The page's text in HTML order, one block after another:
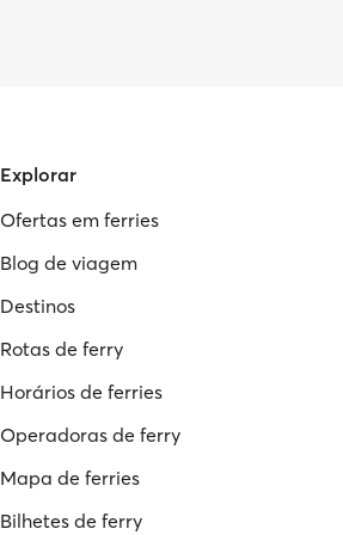
Explorar
Ofertas em ferries
Blog de viagem
Destinos
Rotas de ferry
Horários de ferries
Operadoras de ferry
Mapa de ferries
Bilhetes de ferry